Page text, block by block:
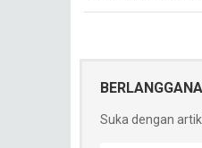
Suka dengan